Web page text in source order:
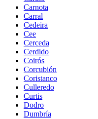
Carnota
Carral
Cedeira
Cee
Cerceda
Cerdido
Coirós
Corcubión
Coristanco
Culleredo
Curtis
Dodro
Dumbría